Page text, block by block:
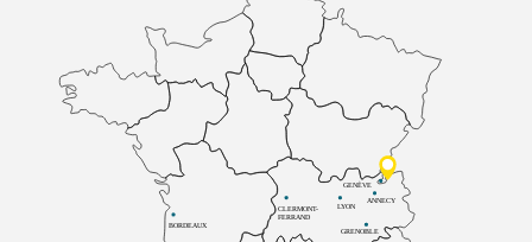
BORDEAUX
CLERMONT-
FERRAND
LYON
ANNECY
GRENOBLE
GENÈVE